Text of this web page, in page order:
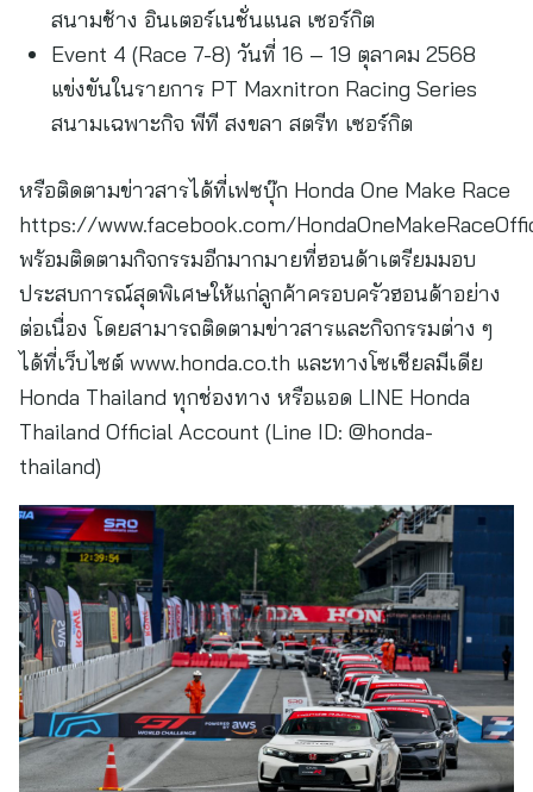
สนามช้าง อินเตอร์เนชั่นแนล เซอร์กิต
Event 4 (Race 7-8) วันที่ 16 – 19 ตุลาคม 2568
แข่งขันในรายการ PT Maxnitron Racing Series
สนามเฉพาะกิจ พีที สงขลา สตรีท เซอร์กิต
หรือติดตามข่าวสารได้ที่เฟซบุ๊ก Honda One Make Race
https://www.facebook.com/
พร้อมติดตามกิจกรรมอีกมากมายที่ฮอนด้าเตรียมมอบ
ประสบการณ์สุดพิเศษให้แก่ลูกค้าครอบครัวฮอนด้าอย่าง
ต่อเนื่อง โดยสามารถติดตามข่าวสารและกิจกรรมต่าง ๆ
ได้ที่เว็บไซต์ www.honda.co.th และทางโซเชียลมีเดีย
Honda Thailand ทุกช่องทาง หรือแอด LINE Honda
Thailand Official Account (Line ID: @honda-
thailand)